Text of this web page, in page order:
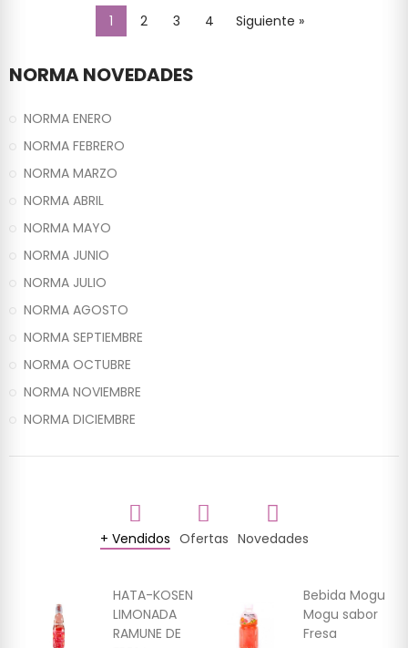
1 2 3 4 Siguiente »
NORMA NOVEDADES
NORMA ENERO
NORMA FEBRERO
NORMA MARZO
NORMA ABRIL
NORMA MAYO
NORMA JUNIO
NORMA JULIO
NORMA AGOSTO
NORMA SEPTIEMBRE
NORMA OCTUBRE
NORMA NOVIEMBRE
NORMA DICIEMBRE
+ Vendidos Ofertas Novedades
HATA-KOSEN
LIMONADA
RAMUNE DE
Bebida Mogu
Mogu sabor
Fresa